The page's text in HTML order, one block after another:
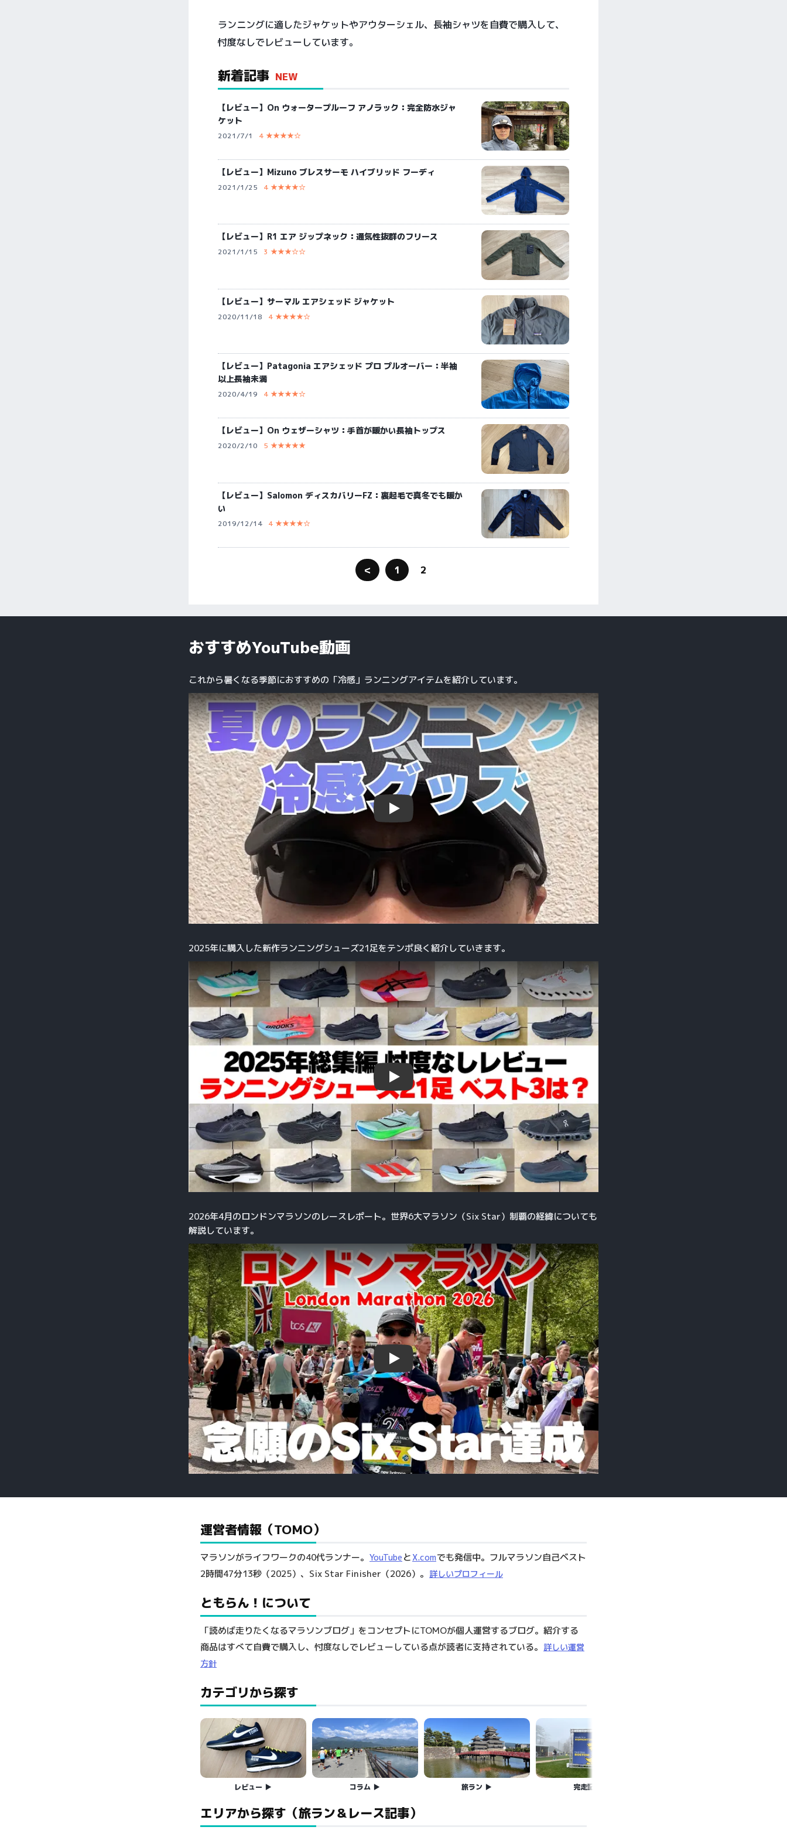
ランニングに適したジャケットやアウターシェル、長袖シャツを自費で購入して、
忖度なしでレビューしています。
新着記事 NEW
【レビュー】On ウォータープルーフ アノラック：完全防水ジャ
ケット
2021/7/1 4 ★★★★☆
【レビュー】Mizuno ブレスサーモ ハイブリッド フーディ
2021/1/25 4 ★★★★☆
【レビュー】R1 エア ジップネック：通気性抜群のフリース
2021/1/15 3 ★★★☆☆
【レビュー】サーマル エアシェッド ジャケット
2020/11/18 4 ★★★★☆
【レビュー】Patagonia エアシェッド プロ プルオーバー：半袖
以上長袖未満
2020/4/19 4 ★★★★☆
【レビュー】On ウェザーシャツ：手首が暖かい長袖トップス
2020/2/10 5 ★★★★★
【レビュー】Salomon ディスカバリーFZ：裏起毛で真冬でも暖か
い
2019/12/14 4 ★★★★☆
< 1 2
おすすめYouTube動画
これから暑くなる季節におすすめの「冷感」ランニングアイテムを紹介しています。
Play
2025年に購入した新作ランニングシューズ21足をテンポ良く紹介していきます。
Play
2026年4月のロンドンマラソンのレースレポート。世界6大マラソン（Six Star）制覇の経緯についても
解説しています。
Play
運営者情報（TOMO）
マラソンがライフワークの40代ランナー。 YouTube とX.comでも発信中。フルマラソン自己ベスト
2時間47分13秒（2025）、Six Star Finisher（2026）。 詳しいプロフィール
ともらん！について
「読めば走りたくなるマラソンブログ」をコンセプトにTOMOが個人運営するブログ。紹介する
商品はすべて自費で購入し、忖度なしでレビューしている点が読者に支持されている。 詳しい運営
方針
カテゴリから探す
レビュー コラム 旅ラン 完走記
エリアから探す（旅ラン＆レース記事）